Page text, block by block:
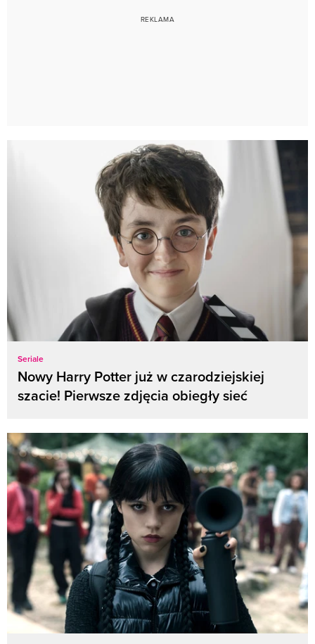
Seriale
Nowy Harry Potter już w czarodziejskiej
szacie! Pierwsze zdjęcia obiegły sieć